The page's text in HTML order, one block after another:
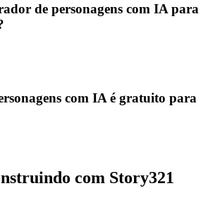
de personagens com IA para
com IA é gratuito para
com Story321